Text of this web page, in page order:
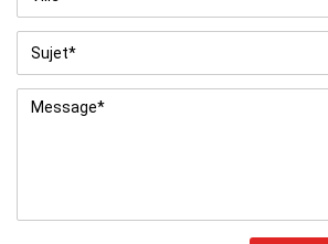
Sujet
Message *